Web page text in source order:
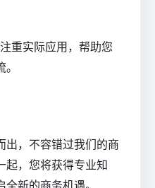
重实际应用，帮助您
出，不容错过我们的商
起，您将获得专业知
新的商务机遇。